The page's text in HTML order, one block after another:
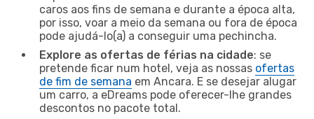
caros aos fins de semana e durante a época alta,
por isso, voar a meio da semana ou fora de época
pode ajudá-lo(a) a conseguir uma pechincha.
Explore as ofertas de férias na cidade: se
pretende ficar num hotel, veja as nossas ofertas
de fim de semana em Ancara. E se desejar alugar
um carro, a eDreams pode oferecer-lhe grandes
descontos no pacote total.